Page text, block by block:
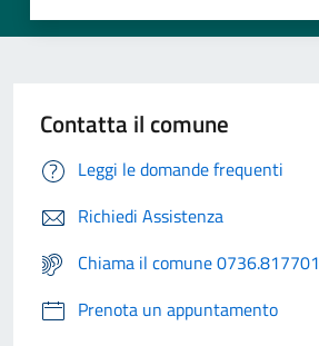
Contatta il comune
Leggi le domande frequenti
Richiedi Assistenza
Chiama il comune 0736.817701
Prenota un appuntamento